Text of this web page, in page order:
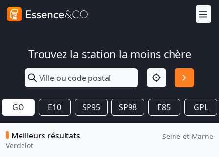
Trouvez la station la moins chère
GO E10 SP95 SP98 E85 GPL
Meilleurs résultats
Verdelot
Seine-et-Marne